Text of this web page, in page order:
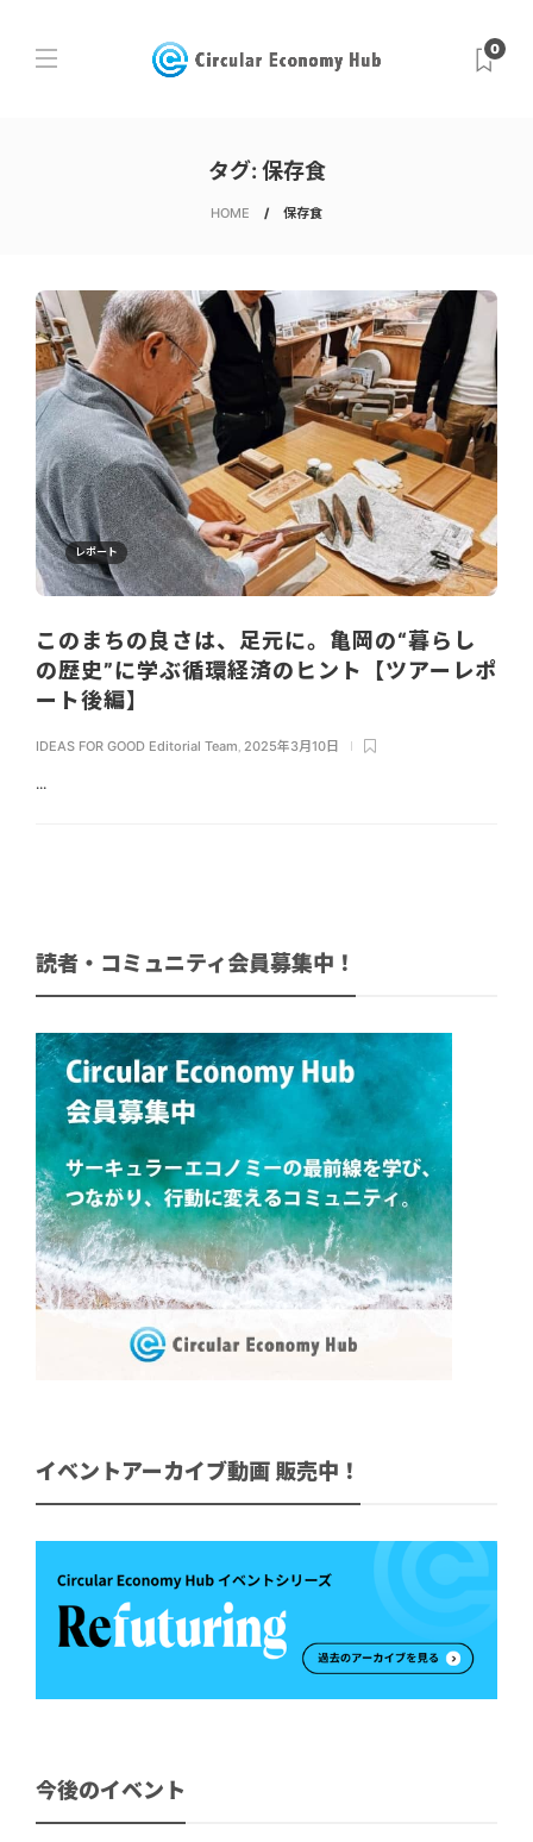
0
タグ: 保存食
HOME 保存食
レポート
このまちの良さは、足元に。亀岡の“暮らし
の歴史”に学ぶ循環経済のヒント【ツアーレポ
ート後編】
IDEAS FOR GOOD Editorial Team 2025年3月10日
...
読者・コミュニティ会員募集中！
イベントアーカイブ動画 販売中！
今後のイベント